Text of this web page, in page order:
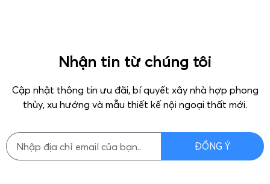
Nhận tin từ chúng tôi
Cập nhật thông tin ưu đãi, bí quyết xây nhà hợp phong
thủy, xu hướng và mẫu thiết kế nội ngoại thất mới.
ĐỒNG Ý